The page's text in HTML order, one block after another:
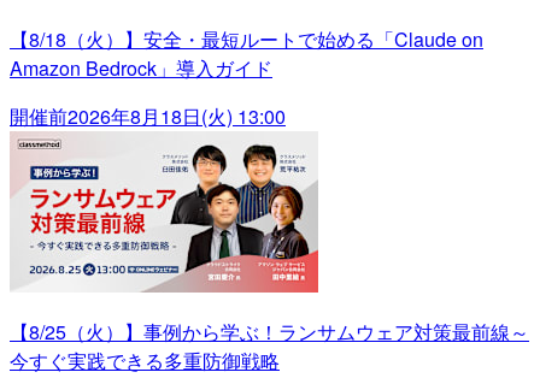
【8/18（火）】安全・最短ルートで始める「Claude on
Amazon Bedrock」導入ガイド
開催前2026年8月18日(火) 13:00
【8/25（火）】事例から学ぶ！ランサムウェア対策最前線～
今すぐ実践できる多重防御戦略